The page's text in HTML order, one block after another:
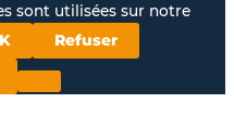
sont utilisées sur notre
Refuser